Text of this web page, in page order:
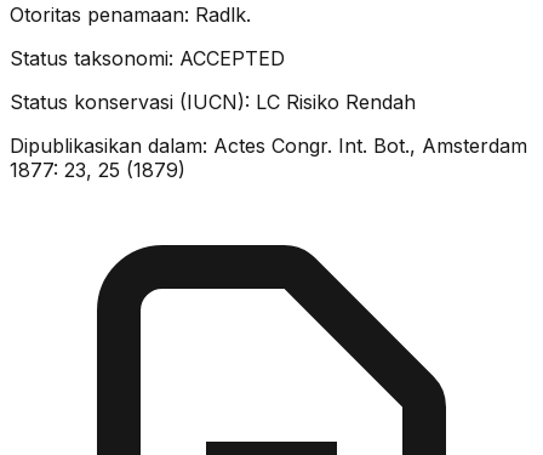
Otoritas penamaan: Radlk.
Status taksonomi: ACCEPTED
Status konservasi (IUCN): LC Risiko Rendah
Dipublikasikan dalam: Actes Congr. Int. Bot., Amsterdam
1877: 23, 25 (1879)